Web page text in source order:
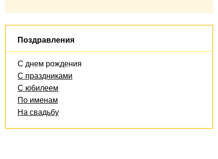
Поздравления
С днем рождения
С праздниками
С юбилеем
По именам
На свадьбу